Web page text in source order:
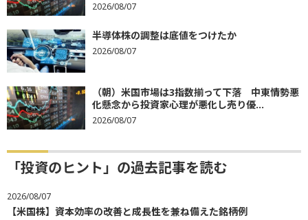
2026/08/07
半導体株の調整は底値をつけたか
2026/08/07
（朝）米国市場は3指数揃って下落 中東情勢悪
化懸念から投資家心理が悪化し売り優...
2026/08/07
「投資のヒント」の過去記事を読む
2026/08/07
【米国株】資本効率の改善と成長性を兼ね備えた銘柄例